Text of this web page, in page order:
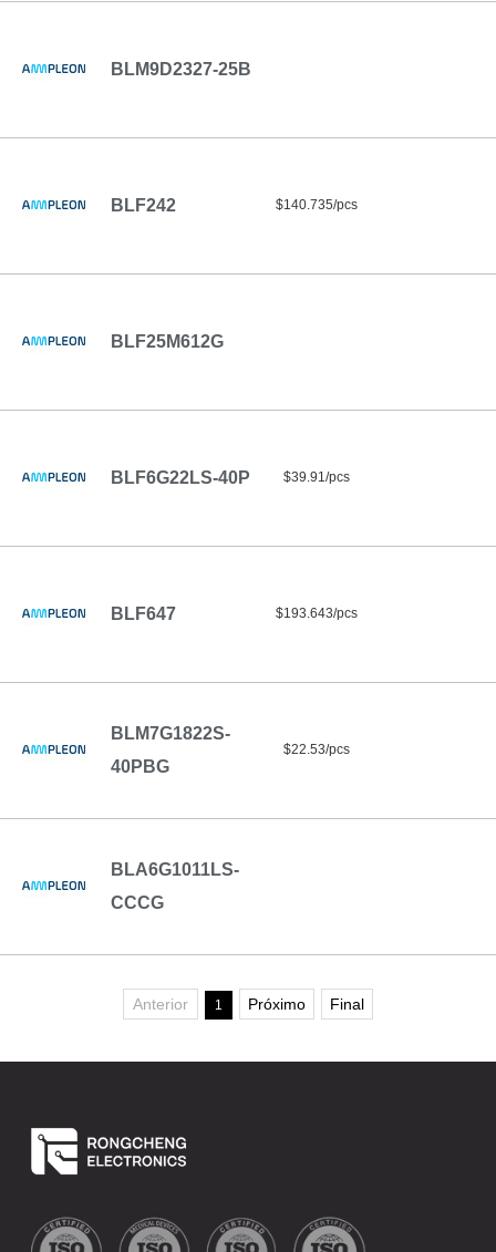
BLM9D2327-25B
BLF242 $140.735/pcs
BLF25M612G
BLF6G22LS-40P $39.91/pcs
BLF647 $193.643/pcs
BLM7G1822S-
40PBG
$22.53/pcs
BLA6G1011LS-
CCCG
Anterior 1 Próximo Final